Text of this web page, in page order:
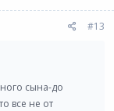
#13
сына-до
все не от